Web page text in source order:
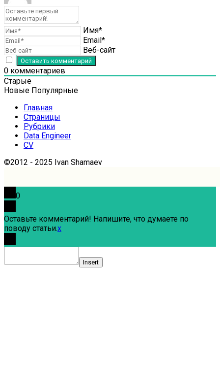
Имя*
Email*
Веб-сайт
0 комментариев
Старые
Новые Популярные
Главная
Страницы
Рубрики
Data Engineer
CV
©2012 - 2025 Ivan Shamaev
0
Оставьте комментарий! Напишите, что думаете по
поводу статьи.x
Insert